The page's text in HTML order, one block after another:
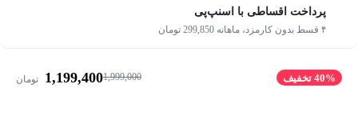
پرداخت اقساطی با اسنپ‌پی
۴ قسط بدون کارمزد، ماهانه 299,850 تومان
40% تخفیف 1,999,000
1,199,400 تومان